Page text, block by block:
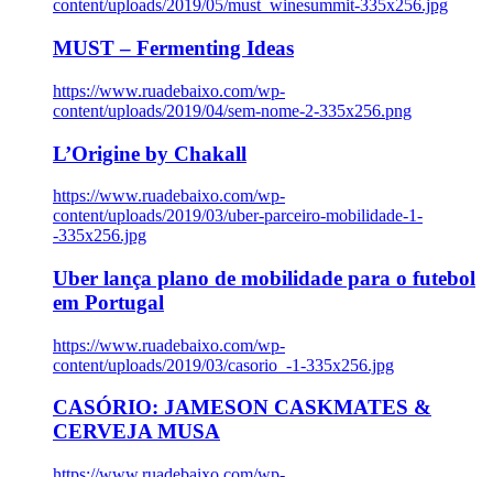
content/uploads/2019/05/must_winesummit-335x256.jpg
MUST – Fermenting Ideas
https://www.ruadebaixo.com/wp-
content/uploads/2019/04/sem-nome-2-335x256.png
L’Origine by Chakall
https://www.ruadebaixo.com/wp-
content/uploads/2019/03/uber-parceiro-mobilidade-1-
-335x256.jpg
Uber lança plano de mobilidade para o futebol
em Portugal
https://www.ruadebaixo.com/wp-
content/uploads/2019/03/casorio_-1-335x256.jpg
CASÓRIO: JAMESON CASKMATES &
CERVEJA MUSA